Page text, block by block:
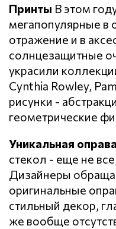
Принты В этом
мегапопулярные
отражение и в
солнцезащитные
украсили
Cynthia Rowley,
рисунки -
геометрические
Уникальная оправа
стекол - еще не
Дизайнеры
оригинальные
стильный декор,
же вообще